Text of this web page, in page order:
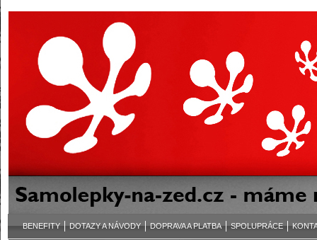
BENEFITY DOTAZY A NÁVODY DOPRAVA A PLATBA SPOLUPRÁCE